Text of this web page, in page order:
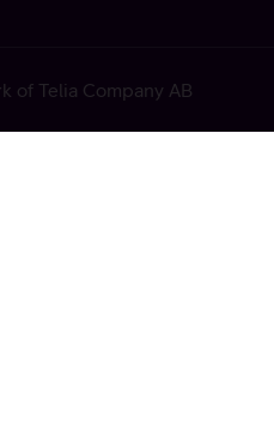
of Telia Company AB